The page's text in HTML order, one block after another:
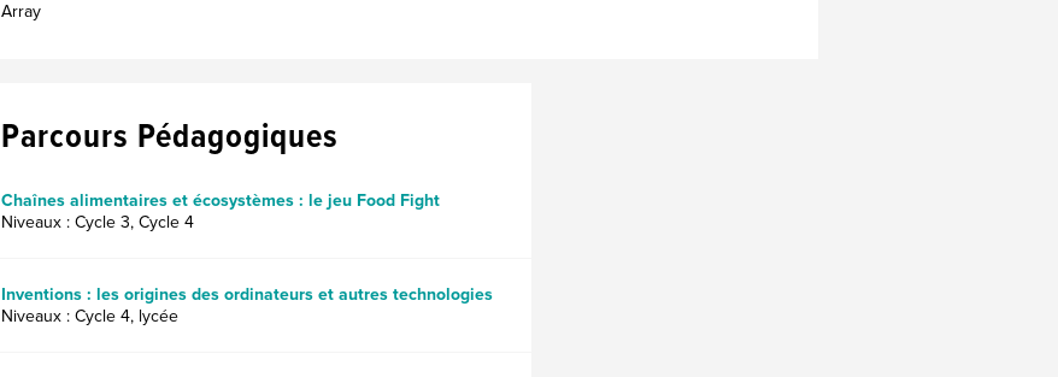
Array
Parcours Pédagogiques
Chaînes alimentaires et écosystèmes : le jeu Food Fight
Niveaux : Cycle 3, Cycle 4
Inventions : les origines des ordinateurs et autres technologies
Niveaux : Cycle 4, lycée